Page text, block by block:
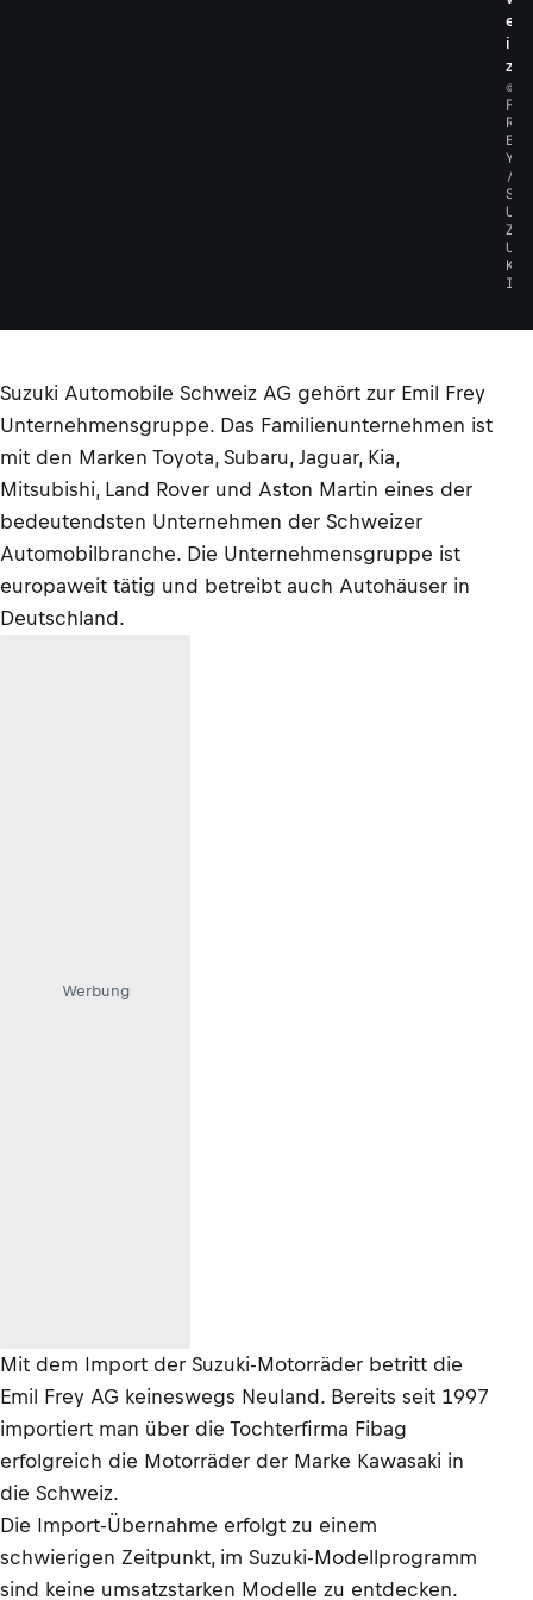
e
i
z
©
F
R
E
Y
/
S
U
Z
U
K
I
Suzuki Automobile Schweiz AG gehört zur Emil Frey
Unternehmensgruppe. Das Familienunternehmen ist
mit den Marken Toyota, Subaru, Jaguar, Kia,
Mitsubishi, Land Rover und Aston Martin eines der
bedeutendsten Unternehmen der Schweizer
Automobilbranche. Die Unternehmensgruppe ist
europaweit tätig und betreibt auch Autohäuser in
Deutschland.
Werbung
Mit dem Import der Suzuki-Motorräder betritt die
Emil Frey AG keineswegs Neuland. Bereits seit 1997
importiert man über die Tochterfirma Fibag
erfolgreich die Motorräder der Marke Kawasaki in
die Schweiz.
Die Import-Übernahme erfolgt zu einem
schwierigen Zeitpunkt, im Suzuki-Modellprogramm
sind keine umsatzstarken Modelle zu entdecken.